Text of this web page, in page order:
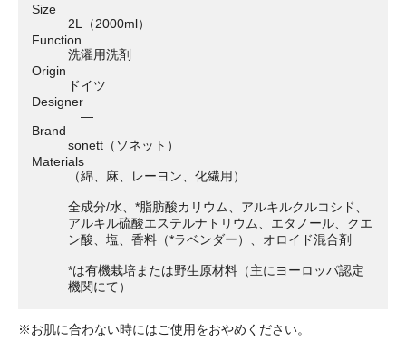
Size
2L（2000ml）
Function
洗濯用洗剤
Origin
ドイツ
Designer
―
Brand
sonett（ソネット）
Materials
（綿、麻、レーヨン、化繊用）
全成分/水、*脂肪酸カリウム、アルキルクルコシド、
アルキル硫酸エステルナトリウム、エタノール、クエ
ン酸、塩、香料（*ラベンダー）、オロイド混合剤
*は有機栽培または野生原材料（主にヨーロッパ認定
機関にて）
※お肌に合わない時にはご使用をおやめください。